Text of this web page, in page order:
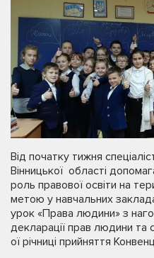
Від початку тижня
Вінницької області
роль правової освіти на
метою у навчальних
урок «Права людини» з
декларації прав людини та
ої річниці прийняття